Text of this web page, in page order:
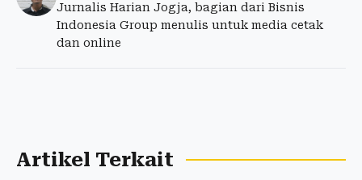
Jurnalis Harian Jogja, bagian dari Bisnis
Indonesia Group menulis untuk media cetak
dan online
Artikel Terkait